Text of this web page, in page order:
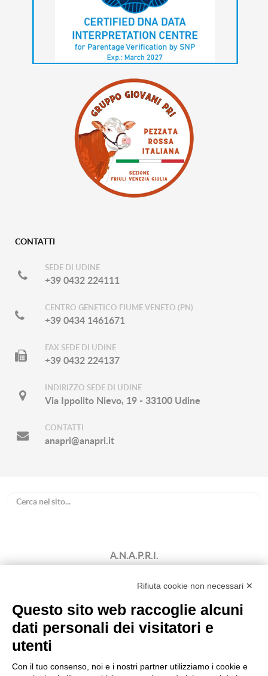
CONTATTI
SEDE DI UDINE
+39 0432 224111
CENTRO GENETICO FIUME VENETO (PN)
+39 0434 1461671
FAX SEDE DI UDINE
+39 0432 224137
INDIRIZZO SEDE DI UDINE
Via Ippolito Nievo, 19 - 33100 Udine
CONTATTI
anapri@anapri.it
A.N.A.P.R.I.
Bovini di Razza Pezzata Rossa Italiana
Codice Fiscale: 80009310303
Rifiuta cookie non necessari ✕
Questo sito web raccoglie alcuni
dati personali dei visitatori e
utenti
Con il tuo consenso, noi e i nostri partner utilizziamo i cookie e